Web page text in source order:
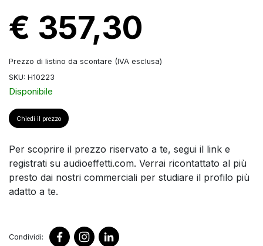
€ 357,30
Prezzo di listino da scontare (IVA esclusa)
SKU: H10223
Disponibile
Chiedi il prezzo
Per scoprire il prezzo riservato a te, segui il link e
registrati su audioeffetti.com. Verrai ricontattato al più
presto dai nostri commerciali per studiare il profilo più
adatto a te.
Condividi: